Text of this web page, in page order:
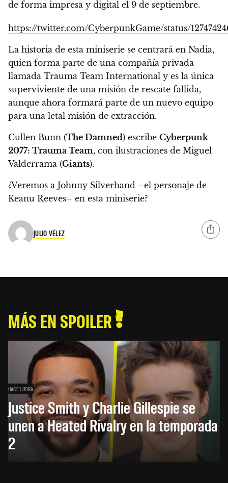
de forma impresa y digital el 9 de septiembre.
https://twitter.com/CyberpunkGame/status/
La historia de esta miniserie se centrará en Nadia,
quien forma parte de una compañía privada
llamada Trauma Team International y es la única
superviviente de una misión de rescate fallida,
aunque ahora formará parte de un nuevo equipo
para una letal misión de extracción.
Cullen Bunn (The Damned) escribe Cyberpunk
2077: Trauma Team, con ilustraciones de Miguel
Valderrama (Giants).
¿Veremos a Johnny Silverhand –el personaje de
Keanu Reeves– en esta miniserie?
JULIO VÉLEZ
MÁS EN SPOILER
HACE 1 HORA
Justice Smith y Charlie Gillespie se
unen a Heated Rivalry en la temporada
2